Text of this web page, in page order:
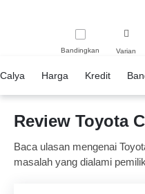
Bandingkan Varian
Calya Harga Kredit
Review Toyota
Baca ulasan mengenai
masalah yang dialami